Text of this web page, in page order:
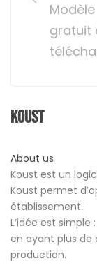
Modèle
gratuit
Koust
About us
Koust est un
Koust permet
établissement.
L’idée est
en ayant plus de
production.